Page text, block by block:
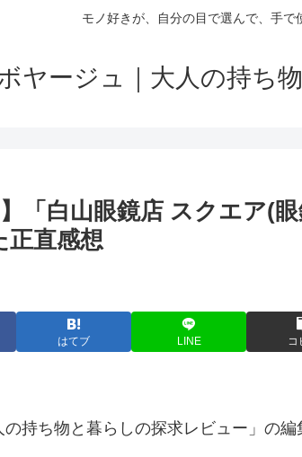
モノ好きが、自分の目で選んで、手で
ヤージュ｜大人の持ち
「白山眼鏡店 スクエア(
正直感想
はてブ LINE コ
持ち物と暮らしの探求レビュー」の編